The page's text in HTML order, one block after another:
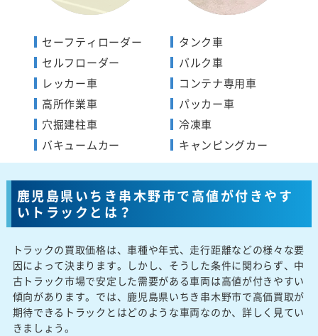
セーフティローダー
セルフローダー
レッカー車
高所作業車
穴掘建柱車
バキュームカー
タンク車
バルク車
コンテナ専用車
パッカー車
冷凍車
キャンピングカー
鹿児島県いちき串木野市で高値が付きやす
いトラックとは？
トラックの買取価格は、車種や年式、走行距離などの様々な要
因によって決まります。しかし、そうした条件に関わらず、中
古トラック市場で安定した需要がある車両は高値が付きやすい
傾向があります。では、鹿児島県いちき串木野市で高価買取が
期待できるトラックとはどのような車両なのか、詳しく見てい
きましょう。